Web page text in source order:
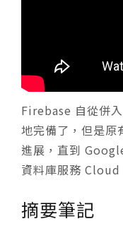
Firebase 自從併
地完備了，但是
進展，直到
資料庫服務
摘要筆記